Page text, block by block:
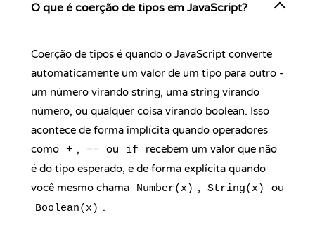
O que é coerção de tipos em JavaScript?
Coerção de tipos é quando o JavaScript converte
automaticamente um valor de um tipo para outro -
um número virando string, uma string virando
número, ou qualquer coisa virando boolean. Isso
acontece de forma implícita quando operadores
como + , == ou if
recebem um valor que não
é do tipo esperado, e de forma explícita quando
você mesmo chama
Number(x) , String(x) ou
Boolean(x) .